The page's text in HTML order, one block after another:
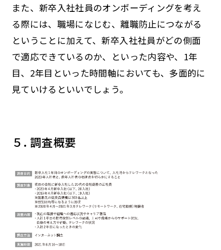
また、新卒入社社員のオンボーディングを考え
る際には、職場になじむ、離職防止につながる
ということに加えて、新卒入社社員がどの側面
で適応できているのか、といった内容や、1年
目、2年目といった時間軸においても、多面的に
見ていけるといいでしょう。
５. 調査概要